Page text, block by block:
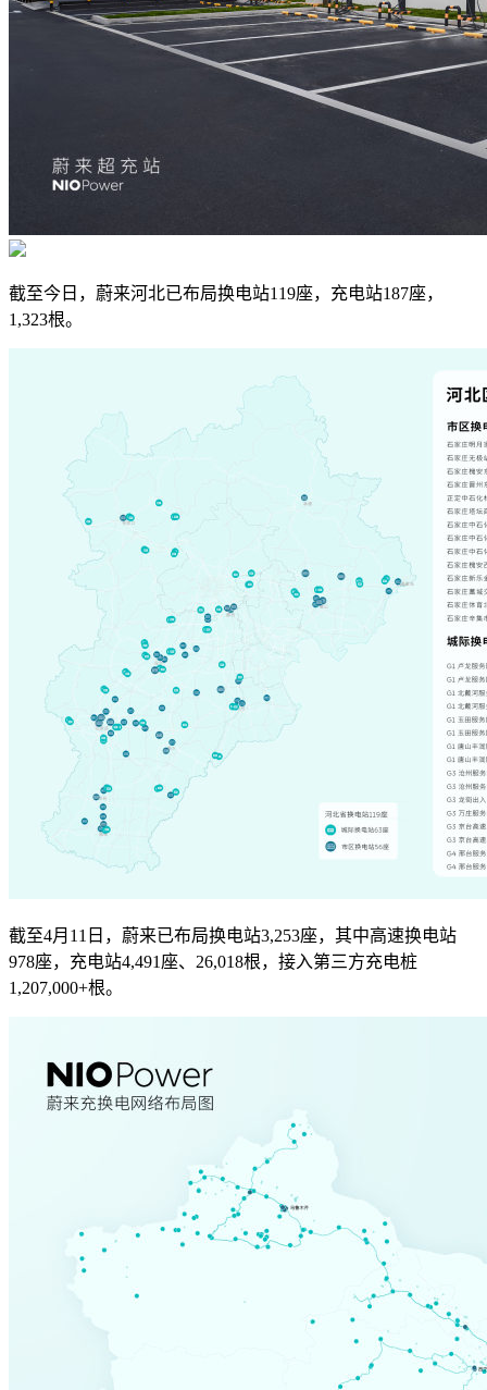
截至今日，蔚来河北已布局换电站119座，充电站187座，
1,323根。
截至4月11日，蔚来已布局换电站3,253座，其中高速换电站
978座，充电站4,491座、26,018根，接入第三方充电桩
1,207,000+根。